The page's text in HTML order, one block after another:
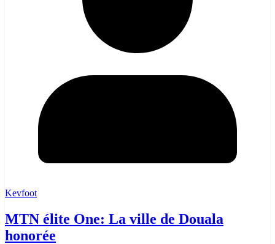
Kevfoot
MTN élite One: La ville de Douala
honorée